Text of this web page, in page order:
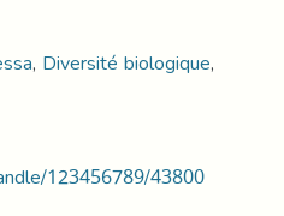
, Diversité biologique,
123456789/43800